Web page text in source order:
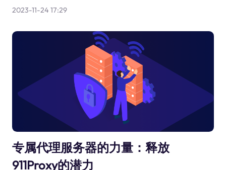
2023-11-24 17:29
专属代理服务器的力量：释放
911Proxy的潜力